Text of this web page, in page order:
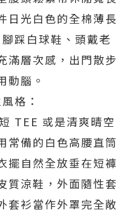
日光白色的全棉薄長
踩白球鞋、頭戴老
滿層次感，出門散步
動腦。
格：
TEE 或是清爽晴空
常備的白色高腰直筒
擺自然全放垂在短褲
質涼鞋，外面隨性套
套衫當作外罩完全敞